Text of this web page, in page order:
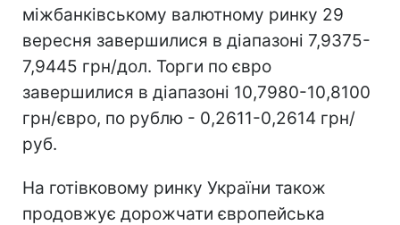
міжбанківському валютному ринку 29
вересня завершилися в діапазоні 7,9375-
7,9445 грн/дол. Торги по євро
завершилися в діапазоні 10,7980-10,8100
грн/євро, по рублю - 0,2611-0,2614 грн/
руб.
На готівковому ринку України також
продовжує дорожчати європейська